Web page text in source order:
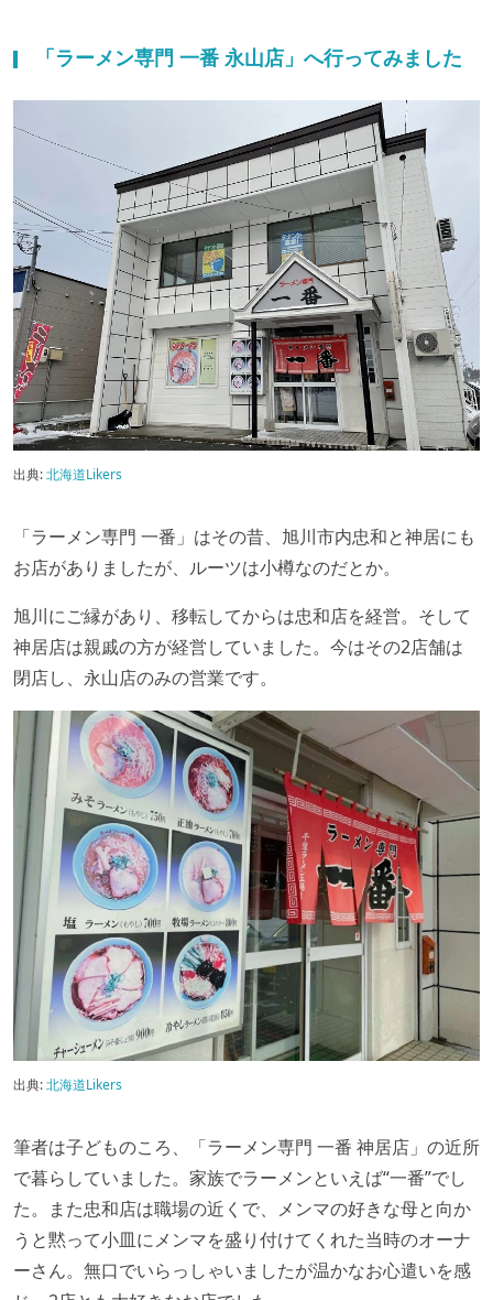
「ラーメン専門 一番 永山店」へ行ってみました
出典:北海道Likers
「ラーメン専門 一番」はその昔、旭川市内忠和と神居にも
お店がありましたが、ルーツは小樽なのだとか。
旭川にご縁があり、移転してからは忠和店を経営。そして
神居店は親戚の方が経営していました。今はその2店舗は
閉店し、永山店のみの営業です。
出典:北海道Likers
筆者は子どものころ、「ラーメン専門 一番 神居店」の近所
で暮らしていました。家族でラーメンといえば“一番”でし
た。また忠和店は職場の近くで、メンマの好きな母と向か
うと黙って小皿にメンマを盛り付けてくれた当時のオーナ
ーさん。無口でいらっしゃいましたが温かなお心遣いを感